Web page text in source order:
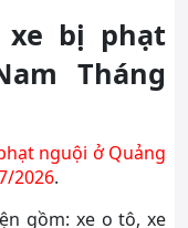
xe bị phạt
Tháng
nguội ở Quảng
2026.
gồm: xe o tô, xe